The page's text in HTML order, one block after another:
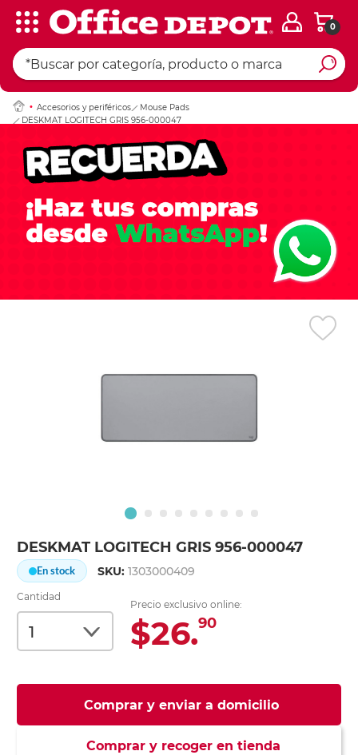
0
Accesorios y periféricos
Mouse Pads
DESKMAT LOGITECH GRIS 956-000047
DESKMAT LOGITECH GRIS 956-000047
En stock SKU:1303000409
Cantidad
Precio exclusivo online:
$26.90
Comprar y enviar a domicilio
Comprar y recoger en tienda
Ingresar Codigo